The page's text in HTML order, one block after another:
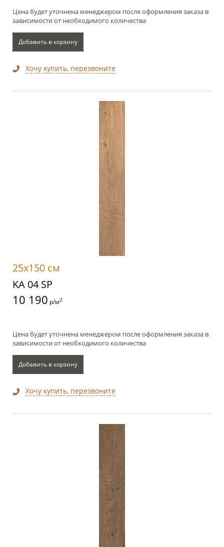
Цена будет уточнена менеджером после оформления заказа в
зависимости от необходимого количества
Добавить в корзину
Хочу купить, перезвоните
25x150 см
KA 04 SP
10 190 р/м2
Цена будет уточнена менеджером после оформления заказа в
зависимости от необходимого количества
Добавить в корзину
Хочу купить, перезвоните